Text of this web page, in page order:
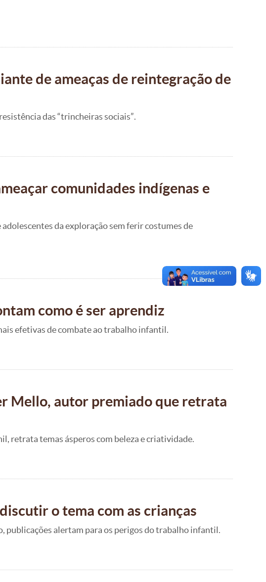
de ameaças de reintegração de
das “trincheiras sociais”.
comunidades indígenas e
da exploração sem ferir costumes de
como é ser aprendiz
efetivas de combate ao trabalho infantil.
Mello, autor premiado que retrata
retrata temas ásperos com beleza e criatividade.
o tema com as crianças
publicações alertam para os perigos do trabalho infantil.